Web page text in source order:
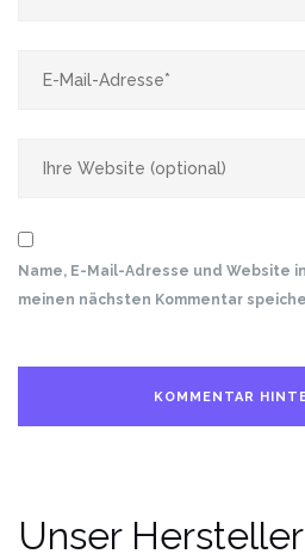
Name, E-Mail-Adresse und Website
meinen nächsten Kommentar
Unser